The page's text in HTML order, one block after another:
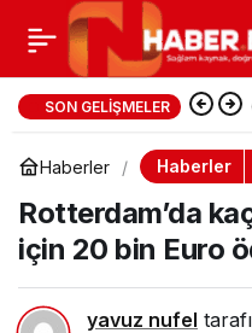
SON GELIŞMELER
Haberler Haberler
Rotterdam’da
için 20 bin Euro
yavuz nufel
Survivor’da
yarışmacılarının haftalık
kazancı merak konusu
oldu